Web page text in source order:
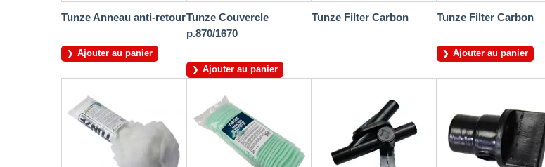
Tunze Anneau anti-retour
Ajouter au panier
Tunze Couvercle
p.870/1670
Ajouter au panier
Tunze Filter Carbon Tunze Filter Carbon
Ajouter au panier